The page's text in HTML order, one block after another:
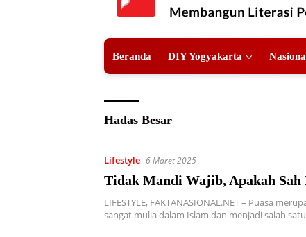
Beranda DIY Yogyakarta
Hadas Besar
Lifestyle 6 Maret 2025
Tidak Mandi Wajib, Apakah Sah
LIFESTYLE, FAKTANASIONAL.NET – Puasa
sangat mulia dalam Islam dan menjadi salah